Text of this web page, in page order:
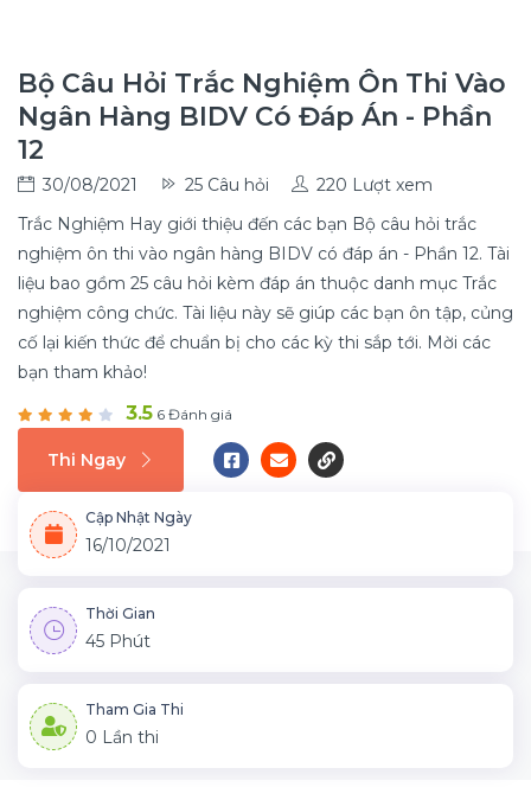
Bộ Câu Hỏi Trắc Nghiệm Ôn Thi Vào
Ngân Hàng BIDV Có Đáp Án - Phần
12
30/08/2021 25 Câu hỏi
220 Lượt xem
Trắc Nghiệm Hay giới thiệu đến các bạn Bộ câu hỏi trắc
nghiệm ôn thi vào ngân hàng BIDV có đáp án - Phần 12. Tài
liệu bao gồm 25 câu hỏi kèm đáp án thuộc danh mục Trắc
nghiệm công chức. Tài liệu này sẽ giúp các bạn ôn tập, củng
cố lại kiến thức để chuẩn bị cho các kỳ thi sắp tới. Mời các
bạn tham khảo!
3.5 6 Đánh giá
Thi Ngay
Cập Nhật Ngày
16/10/2021
Thời Gian
45 Phút
Tham Gia Thi
0 Lần thi